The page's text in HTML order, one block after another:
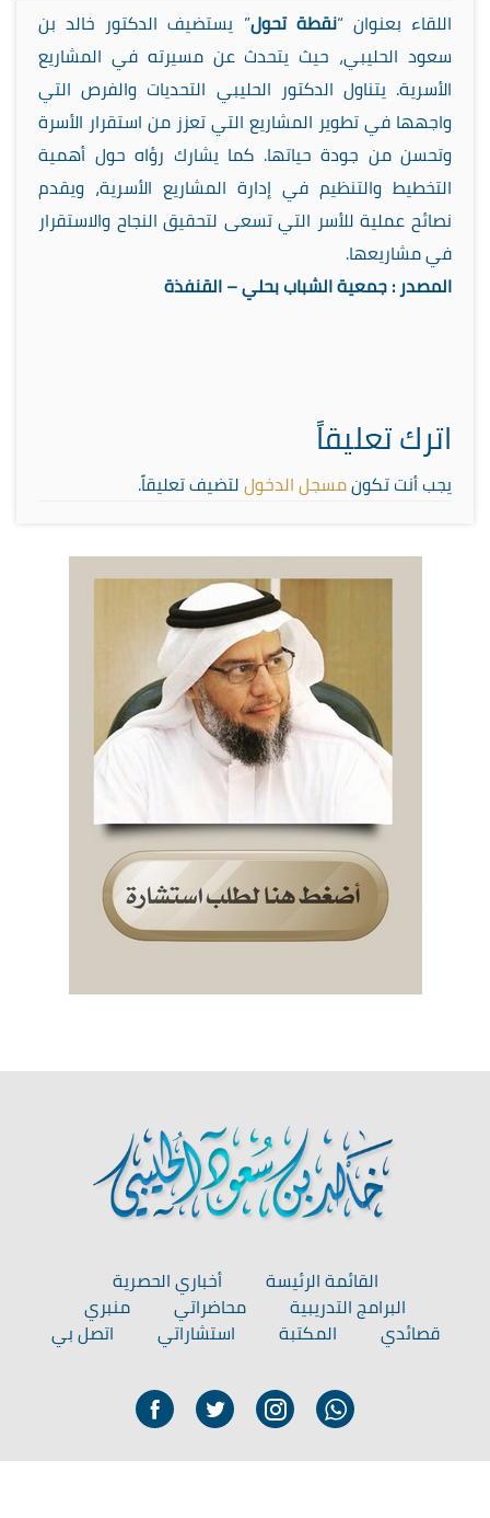
اللقاء بعنوان “نقطة تحول” يستضيف الدكتور خالد بن
سعود الحليبي، حيث يتحدث عن مسيرته في المشاريع
الأسرية. يتناول الدكتور الحليبي التحديات والفرص التي
واجهها في تطوير المشاريع التي تعزز من استقرار الأسرة
وتحسن من جودة حياتها. كما يشارك رؤاه حول أهمية
التخطيط والتنظيم في إدارة المشاريع الأسرية، ويقدم
نصائح عملية للأسر التي تسعى لتحقيق النجاح والاستقرار
في مشاريعها.
المصدر :جمعية الشباب بحلي – القنفذة
اترك تعليقاً
يجب أنت تكونمسجل الدخوللتضيف تعليقاً.
القائمة الرئيسة
أخباري الحصرية
البرامج التدريبية
محاضراتي
منبري
قصائدي
المكتبة استشاراتي اتصل بي